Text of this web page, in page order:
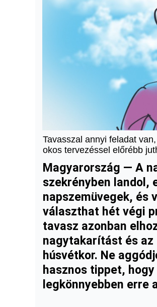
Tavasszal annyi feladat
okos tervezéssel előrébb
Magyarország — A
szekrényben landol,
napszemüvegek, és
választhat hét végi
tavasz azonban
nagytakarítást és az
húsvétkor. Ne
hasznos tippet,
legkönnyebben erre